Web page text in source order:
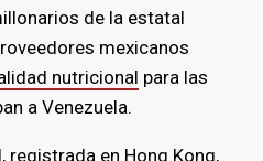
de la estatal
mexicanos
nutricional para las
a Venezuela.
, registrada en Hong Kong,